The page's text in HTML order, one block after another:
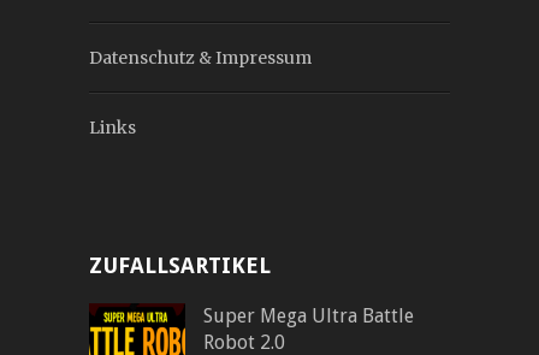
Datenschutz & Impressum
Links
ZUFALLSARTIKEL
Super Mega Ultra Battle
Robot 2.0